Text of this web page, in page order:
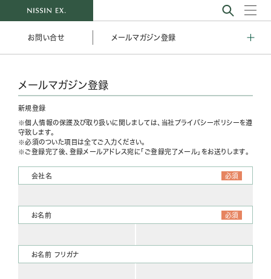
お問い合せ メールマガジン登録
メールマガジン登録
新規登録
個人情報の保護及び取り扱いに関しましては、当社プライバシーポリシーを遵
守致します。
必須のついた項目は全てご入力ください。
ご登録完了後、登録メールアドレス宛に「ご登録完了メール」をお送りします。
会社名 必須
お名前 必須
お名前 フリガナ